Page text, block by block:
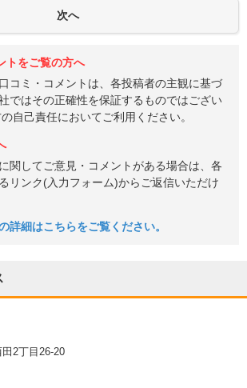
トをご覧の方へ
コミ・コメントは、各投稿者の主観に基づ
ではその正確性を保証するものではござい
自己責任においてご利用ください。
関してご意見・コメントがある場合は、各
リンク(入力フォーム)からご返信いただけ
詳細はこちらをご覧ください。
2丁目26-20